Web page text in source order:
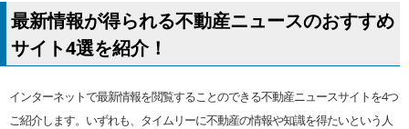
最新情報が得られる不動産ニュースのおすすめ
サイト4選を紹介！
インターネットで最新情報を閲覧することのできる不動産ニュースサイトを4つ
ご紹介します。いずれも、タイムリーに不動産の情報や知識を得たいという人